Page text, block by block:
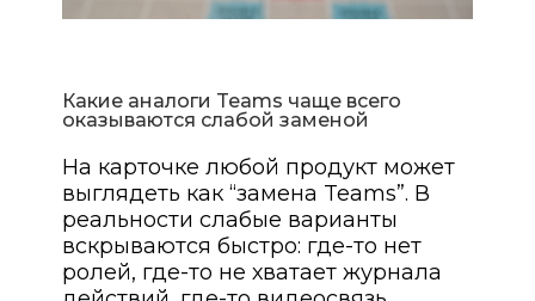
Какие аналоги Teams чаще всего
оказываются слабой заменой
На карточке любой продукт может
выглядеть как “замена Teams”. В
реальности слабые варианты
вскрываются быстро: где-то нет
ролей, где-то не хватает журнала